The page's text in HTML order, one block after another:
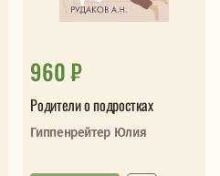
960 ₽
Родители о подростках
Гиппенрейтер Юлия